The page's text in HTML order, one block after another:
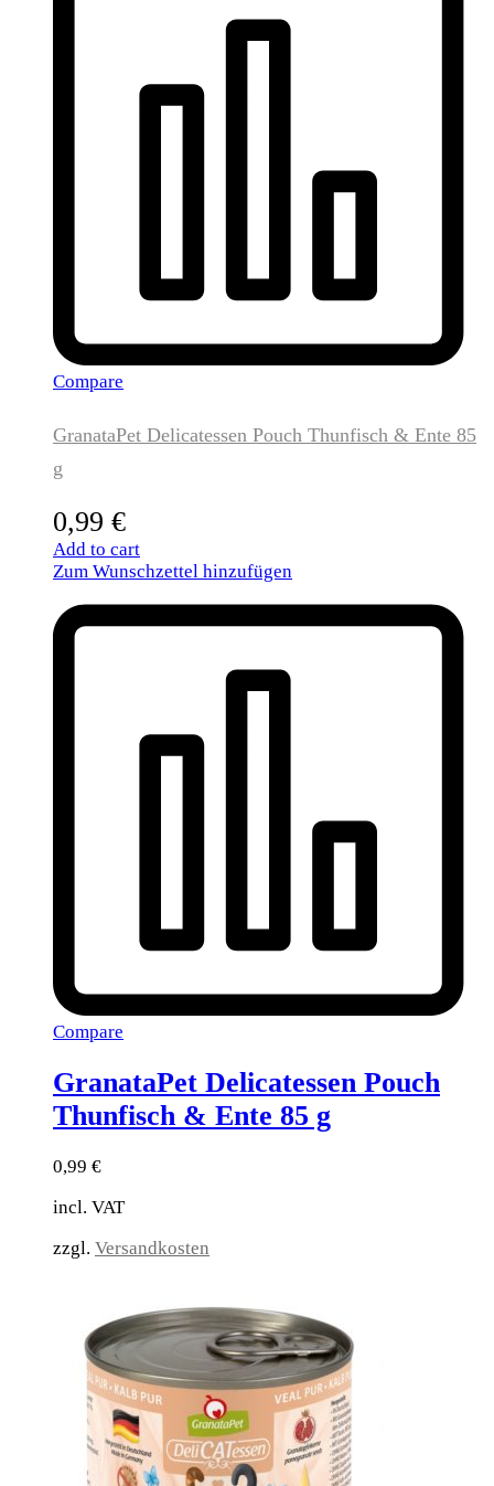
Compare
GranataPet Delicatessen Pouch Thunfisch & Ente 85
g
0,99 €
Add to cart
Zum Wunschzettel hinzufügen
Compare
GranataPet Delicatessen Pouch
Thunfisch & Ente 85 g
0,99 €
incl. VAT
zzgl. Versandkosten